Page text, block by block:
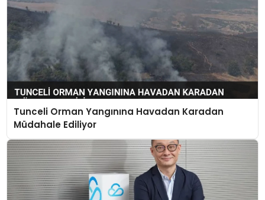
Tunceli Orman Yangınına Havadan Karadan
Müdahale Ediliyor